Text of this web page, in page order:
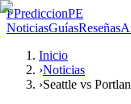
PPrediccionPE
NoticiasGuíasReseñas
Inicio
›Noticias
›Seattle vs